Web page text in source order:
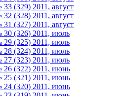
(329) 2011, август
(328) 2011, август
(327) 2011, август
30 (326) 2011, июль
29 (325) 2011, июль
28 (324) 2011, июль
27 (323) 2011, июль
26 (322) 2011, июнь
25 (321) 2011, июнь
24 (320) 2011, июнь